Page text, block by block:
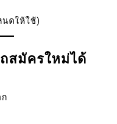
ดให้ใช้)
สมัครใหม่ได้